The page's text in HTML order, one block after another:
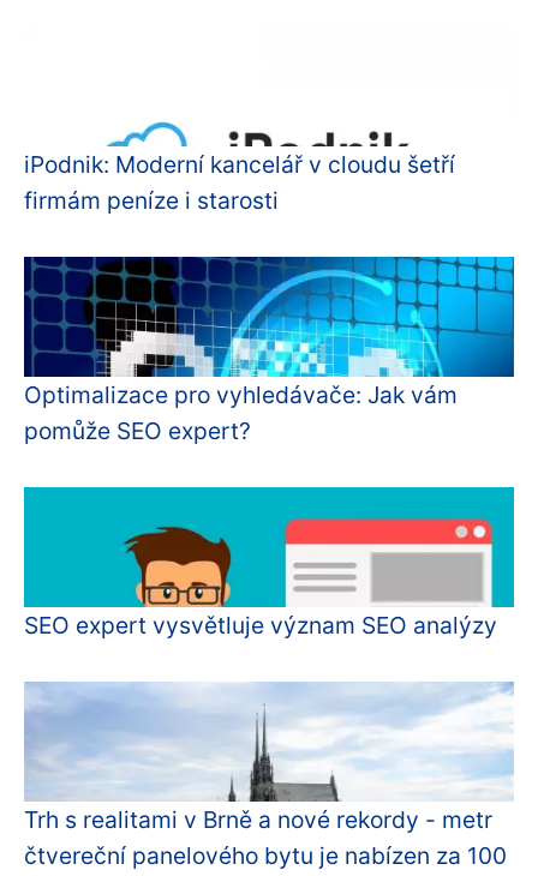
iPodnik: Moderní kancelář v cloudu šetří
firmám peníze i starosti
Optimalizace pro vyhledávače: Jak vám
pomůže SEO expert?
SEO expert vysvětluje význam SEO analýzy
Trh s realitami v Brně a nové rekordy - metr
čtvereční panelového bytu je nabízen za 100